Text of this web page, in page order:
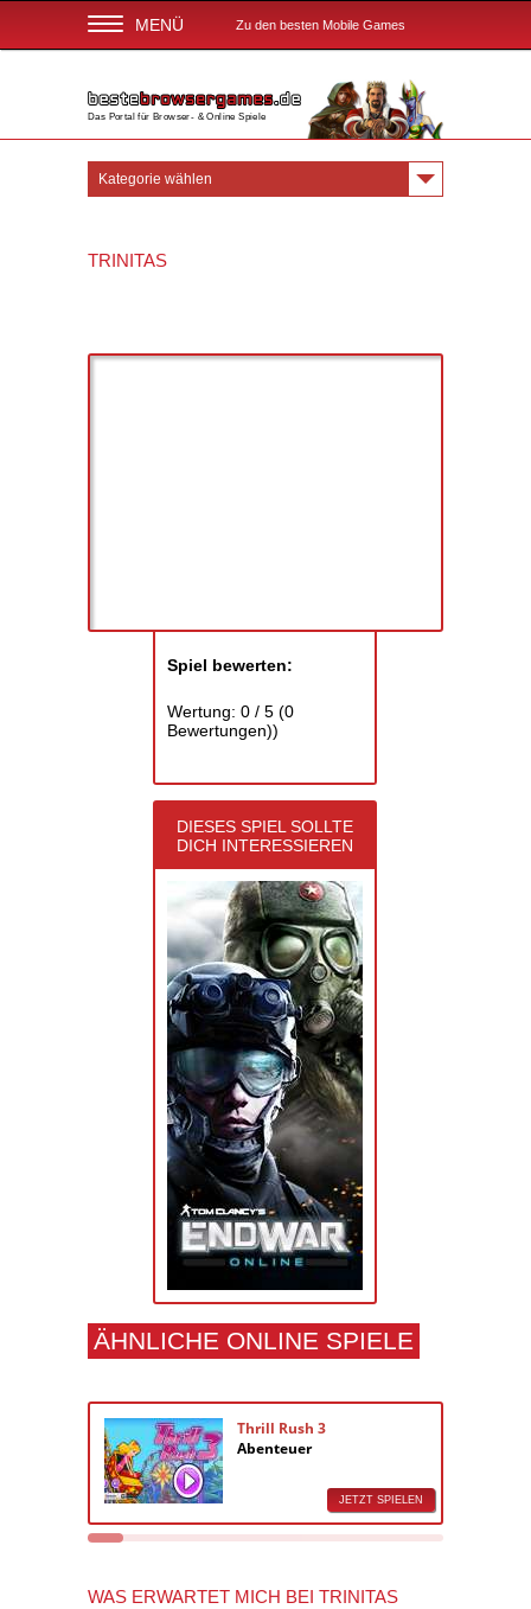
MENÜ Zu den besten Mobile Games
Das Portal für Browser- & Online Spiele
Kategorie wählen
TRINITAS
Spiel bewerten:
Wertung: 0 / 5 (0
Bewertungen))
DIESES SPIEL SOLLTE
DICH INTERESSIEREN
ÄHNLICHE ONLINE SPIELE
Thrill Rush 3
Abenteuer
JETZT SPIELEN
WAS ERWARTET MICH BEI TRINITAS